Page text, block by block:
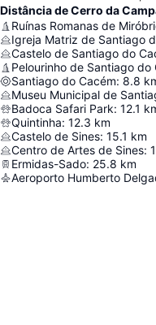
Distância de Cerro da
Ruínas Romanas de
Igreja Matriz de Santiago
Castelo de Santiago do
Pelourinho de Santiago do
Santiago do Cacém: 8.8
Museu Municipal de
Badoca Safari Park: 12.1
Quintinha: 12.3 km
Castelo de Sines: 15.1 km
Centro de Artes de Sines:
Ermidas-Sado: 25.8 km
Aeroporto Humberto